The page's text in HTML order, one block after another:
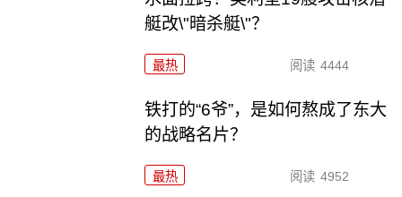
艇改\"暗杀艇\"？
最热 阅读 4444
铁打的“6爷”，是如何熬成了东大
的战略名片？
最热 阅读 4952